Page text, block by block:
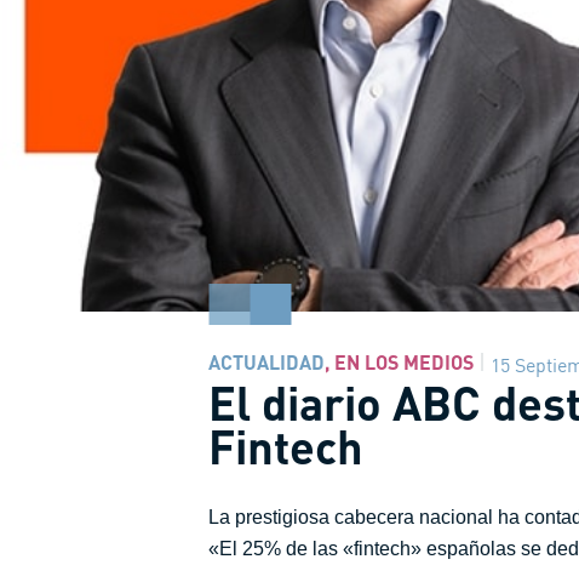
ACTUALIDAD, EN LOS MEDIOS 15
El diario ABC
Fintech
La prestigiosa cabecera nacional ha
«El 25% de las «fintech» españolas se